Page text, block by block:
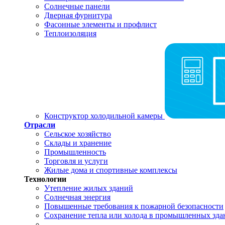
Солнечные панели
Дверная фурнитура
Фасонные элементы и профлист
Теплоизоляция
Конструктор холодильной камеры
Отрасли
Сельское хозяйство
Склады и хранение
Промышленность
Торговля и услуги
Жилые дома и спортивные комплексы
Технологии
Утепление жилых зданий
Солнечная энергия
Повышенные требования к пожарной безопасности
Сохранение тепла или холода в промышленных